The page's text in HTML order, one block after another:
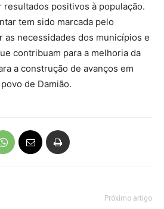
positivos à população.
tem sido marcada pelo
as necessidades dos municípios e
contribuam para a melhoria da
a construção de avanços em
de Damião.
Próximo artigo